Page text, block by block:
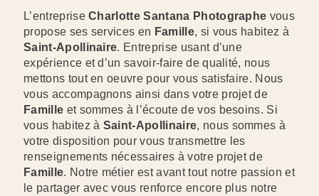
L’entrepriseCharlotte Santana Photographe vous
propose ses services en Famille, si vous habitez à
Saint-Apollinaire. Entreprise usant d’une
expérience et d’un savoir-faire de qualité, nous
mettons tout en oeuvre pour vous satisfaire. Nous
vous accompagnons ainsi dans votre projet de
Famille et sommes à l’écoute de vos besoins. Si
vous habitez à Saint-Apollinaire, nous sommes à
votre disposition pour vous transmettre les
renseignements nécessaires à votre projet de
Famille. Notre métier est avant tout notre passion et
le partager avec vous renforce encore plus notre